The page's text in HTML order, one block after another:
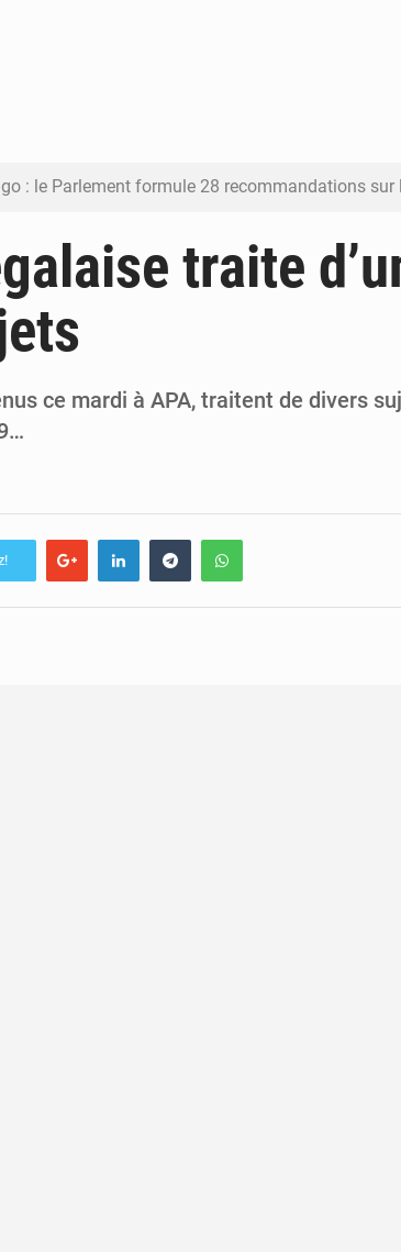
: le Parlement formule 28 recommandations sur le Cadre
: la Grande foire agricole pour renforcer la souveraineté
RDC : Brazzaville et Kinshasa renforcent leur coopération en faveur de la
traite
ce mardi à APA, traitent de divers